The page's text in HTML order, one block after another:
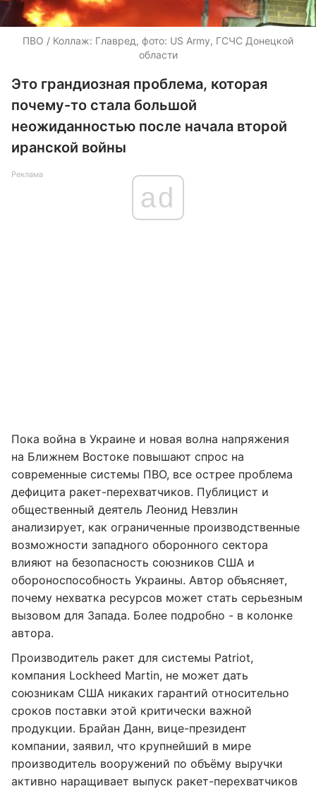
ПВО / Коллаж: Главред, фото: US Army, ГСЧС Донецкой
области
Это грандиозная проблема, которая
почему-то стала большой
неожиданностью после начала второй
иранской войны
Реклама
ad
Пока война в Украине и новая волна напряжения
на Ближнем Востоке повышают спрос на
современные системы ПВО, все острее проблема
дефицита ракет-перехватчиков. Публицист и
общественный деятель Леонид Невзлин
анализирует, как ограниченные производственные
возможности западного оборонного сектора
влияют на безопасность союзников США и
обороноспособность Украины. Автор объясняет,
почему нехватка ресурсов может стать серьезным
вызовом для Запада. Более подробно - в колонке
автора.
Производитель ракет для системы Patriot,
компания Lockheed Martin, не может дать
союзникам США никаких гарантий относительно
сроков поставки этой критически важной
продукции. Брайан Данн, вице-президент
компании, заявил, что крупнейший в мире
производитель вооружений по объёму выручки
активно наращивает выпуск ракет-перехватчиков